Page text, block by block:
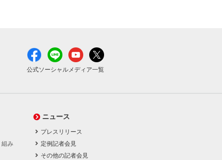
公式ソーシャルメディア一覧
組み
ニュース
プレスリリース
定例記者会見
その他の記者会見